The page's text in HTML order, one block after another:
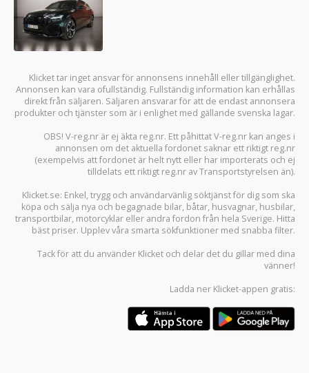
Klicket tar inget ansvar för annonsens innehåll eller tillgänglighet.
Annonsen kan vara ofullständig. Fullständig information kan erhållas
direkt från säljaren. Säljaren ansvarar för att de endast annonsera
produkter och tjänster som är i enlighet med gällande svenska lagar.
OBS! V-reg.nr är ej äkta reg.nr. Ett påhittat V-reg.nr kan anges i
annonsen om det aktuella fordonet saknar ett riktigt reg.nr
(exempelvis att fordonet är helt nytt eller har importerats och ej
tilldelats ett riktigt reg.nr av Transportstyrelsen än).
Klicket.se: Enkel, trygg och användarvänlig söktjänst för dig som ska
köpa och sälja nya och begagnade bilar, båtar, husvagnar, husbilar,
transportbilar, motorcyklar eller andra fordon från hela Sverige. Hitta
bäst priser. Upplev våra smarta sökfunktioner med snabba filter.
Tack för att du använder Klicket och delar det du gillar med dina
vänner!
Ladda ner Klicket-appen gratis: